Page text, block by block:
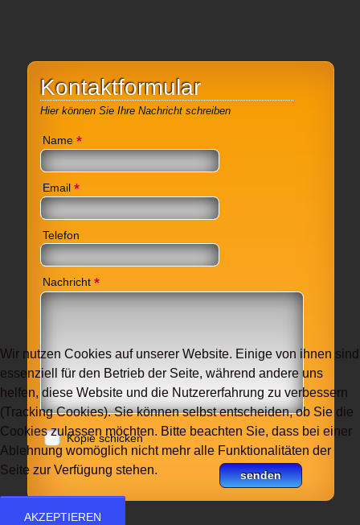
Kontaktformular
Hier können Sie Ihre Nachricht schreiben
Name *
Email *
Telefon
Nachricht *
Kopie schicken
Wir nutzen Cookies auf unserer Website. Einige von ihnen sind
essenziell für den Betrieb der Seite, während andere uns
helfen, diese Website und die Nutzererfahrung zu verbessern
(Tracking Cookies). Sie können selbst entscheiden, ob Sie die
Cookies zulassen möchten. Bitte beachten Sie, dass bei einer
Ablehnung womöglich nicht mehr alle Funktionalitäten der
Seite zur Verfügung stehen.
AKZEPTIEREN